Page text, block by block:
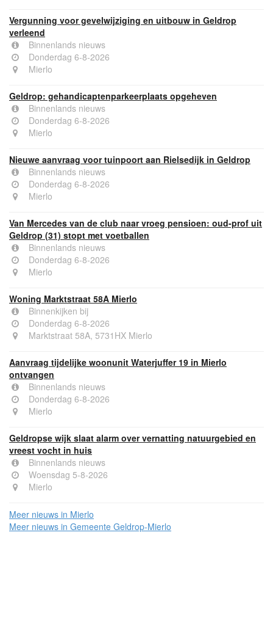
Vergunning voor gevelwijziging en uitbouw in Geldrop
verleend
Binnenlands nieuws
Donderdag 6-8-2026
Mierlo
Geldrop: gehandicaptenparkeerplaats opgeheven
Binnenlands nieuws
Donderdag 6-8-2026
Mierlo
Nieuwe aanvraag voor tuinpoort aan Rielsedijk in Geldrop
Binnenlands nieuws
Donderdag 6-8-2026
Mierlo
Van Mercedes van de club naar vroeg pensioen: oud-prof uit
Geldrop (31) stopt met voetballen
Binnenlands nieuws
Donderdag 6-8-2026
Mierlo
Woning Marktstraat 58A Mierlo
Binnenkijken bij
Donderdag 6-8-2026
Marktstraat 58A, 5731HX Mierlo
Aanvraag tijdelijke woonunit Waterjuffer 19 in Mierlo
ontvangen
Binnenlands nieuws
Donderdag 6-8-2026
Mierlo
Geldropse wijk slaat alarm over vernatting natuurgebied en
vreest vocht in huis
Binnenlands nieuws
Woensdag 5-8-2026
Mierlo
Meer nieuws in Mierlo
Meer nieuws in Gemeente Geldrop-Mierlo